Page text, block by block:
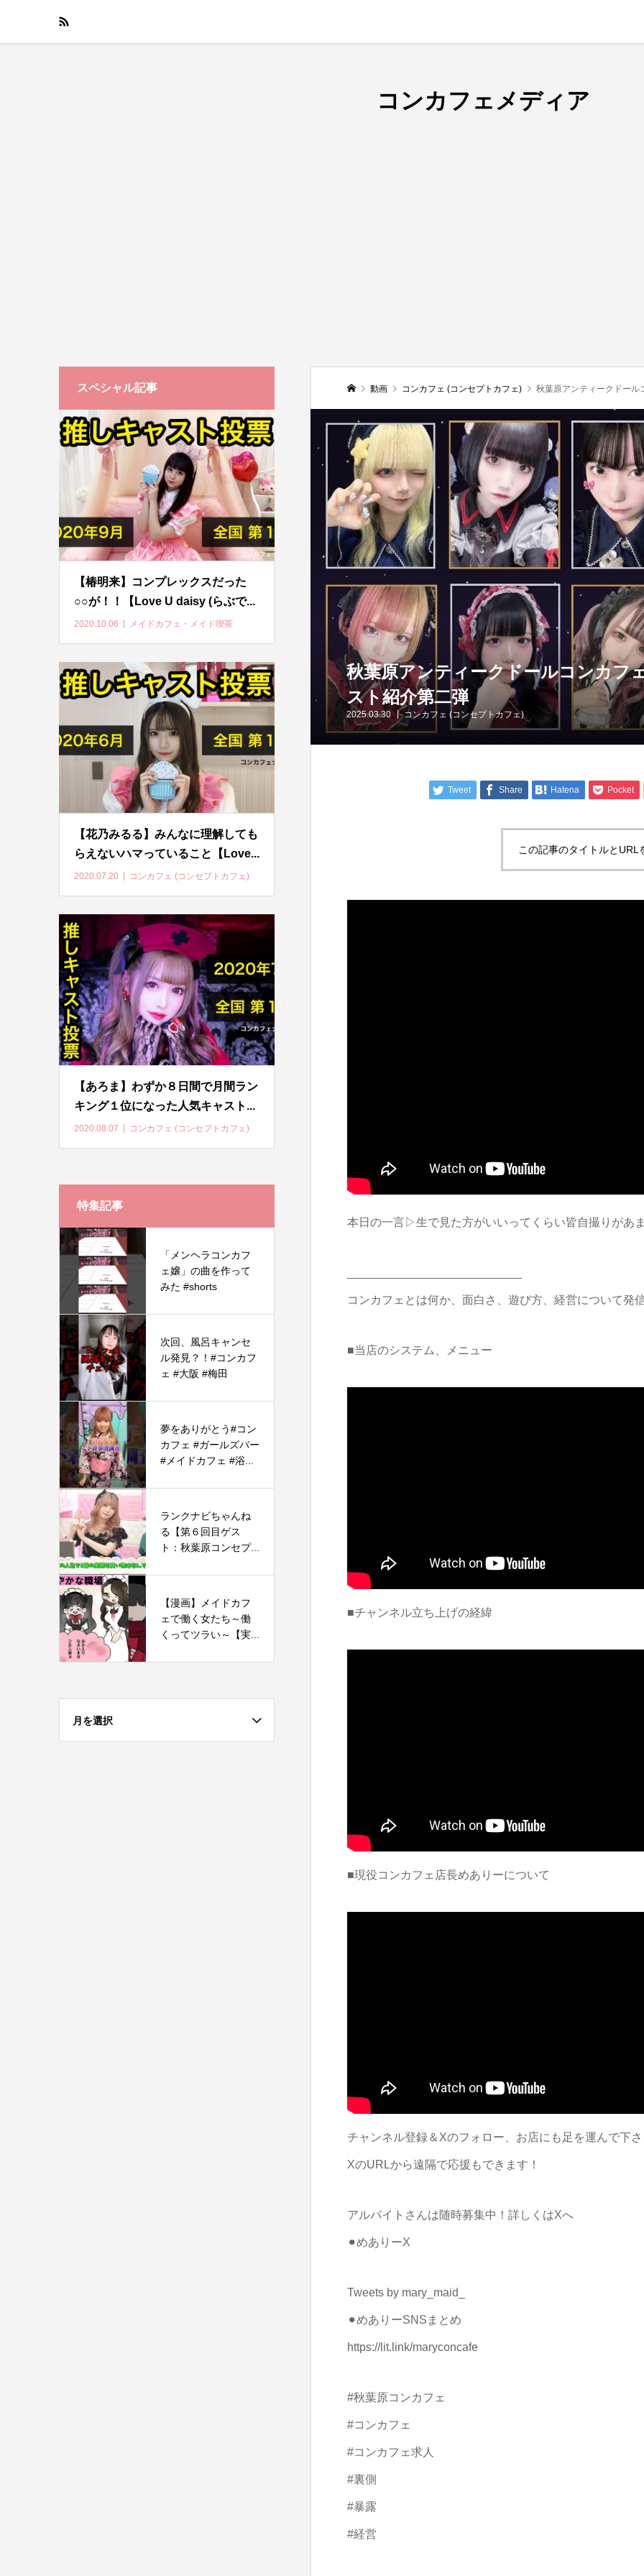
コンカフェメディア
動画 コンカフェ (コンセプトカフェ) 秋葉原アンティークドール
秋葉原アンティークドールコンカフ
スト紹介第二弾
2025.03.30 コンカフェ (コンセプトカフェ)
Tweet Share Hatena Pocket
この記事のタイトルとURL
本日の一言▷生で見た方がいいってくらい皆自撮りがあ
コンカフェとは何か、面白さ、遊び方、経営について発
■当店のシステム、メニュー
■チャンネル立ち上げの経緯
■現役コンカフェ店長めありーについて
チャンネル登録＆Xのフォロー、お店にも足を運んで下
XのURLから遠隔で応援もできます！
アルバイトさんは随時募集中！詳しくはXへ
⚫︎めありーX
Tweets by mary_maid_
⚫︎めありーSNSまとめ
https://lit.link/maryconcafe
#秋葉原コンカフェ
#コンカフェ
#コンカフェ求人
#裏側
#暴露
#経営
スペシャル記事
【椿明来】コンプレックスだった
○○が！！【Love U daisy (らぶで...
2020.10.06 メイドカフェ・メイド喫茶
【花乃みるる】みんなに理解しても
らえないハマっていること【Love...
2020.07.20 コンカフェ (コンセプトカフェ)
【あろま】わずか８日間で月間ラン
キング１位になった人気キャスト...
2020.08.07 コンカフェ (コンセプトカフェ)
特集記事
「メンヘラコンカフ
ェ嬢」の曲を作って
みた #shorts
次回、風呂キャンセ
ル発見？！#コンカフ
ェ #大阪 #梅田
夢をありがとう#コン
カフェ #ガールズバー
#メイドカフェ #浴...
ランクナビちゃんね
る【第６回目ゲス
ト：秋葉原コンセプ...
【漫画】メイドカフ
ェで働く女たち～働
くってツラい～【実...
月を選択